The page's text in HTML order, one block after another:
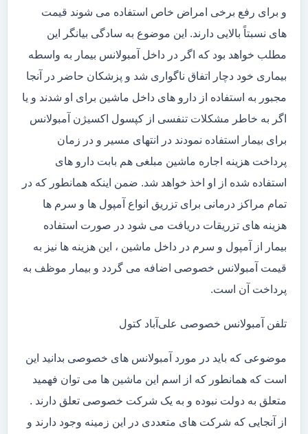
و برای رفع برخی امراض خاص استفاده می شوند قیمت
های نسبتاً بالایی دارند. این موضوع به سادگی بیانگر این
مطلب خواهد بود که اگر در داخل آمبولانس بیمار به واسطه
بیماری خود دچار اتفاق ناگواری شد و پزشکان حاضر در آنجا
مجبور به استفاده از دارو های داخل ماشین برای او شدند و یا
اگر به خاطر مشکلات تنفسی از کپسول اکسیژن آمبولانس
برای بیمار استفاده نمودند در انتهای مسیر و در زمان
پرداخت هزینه اجاره ماشین مبلغی هم بابت دارو های
استفاده شده از او اخذ خواهد شد. ضمن اینکه همانطور که در
تمام مراکز درمانی برای تزریق انواع آمپول ها و سرم ها
هزینه های تزریقات دریافت می شود در صورت استفاده
بیمار از آمپول و سرم در داخل ماشین ، این هزینه ها نیز به
قیمت آمبولانس خصوصی اضافه می گردد و بیمار موظف به
پرداخت آن است.
تلفن آمبولانس خصوصی علی‌آباد کتول
موضوعی که باید در مورد آمبولانس های خصوصی بدانید این
است که همانطور که از اسم این ماشین ها می توان فهمید
متعلق به دولت نبوده و به یک شرکت خصوصی تعلق دارند .
از آنجایی که شرکت های متعددی در این زمینه وجود دارند و